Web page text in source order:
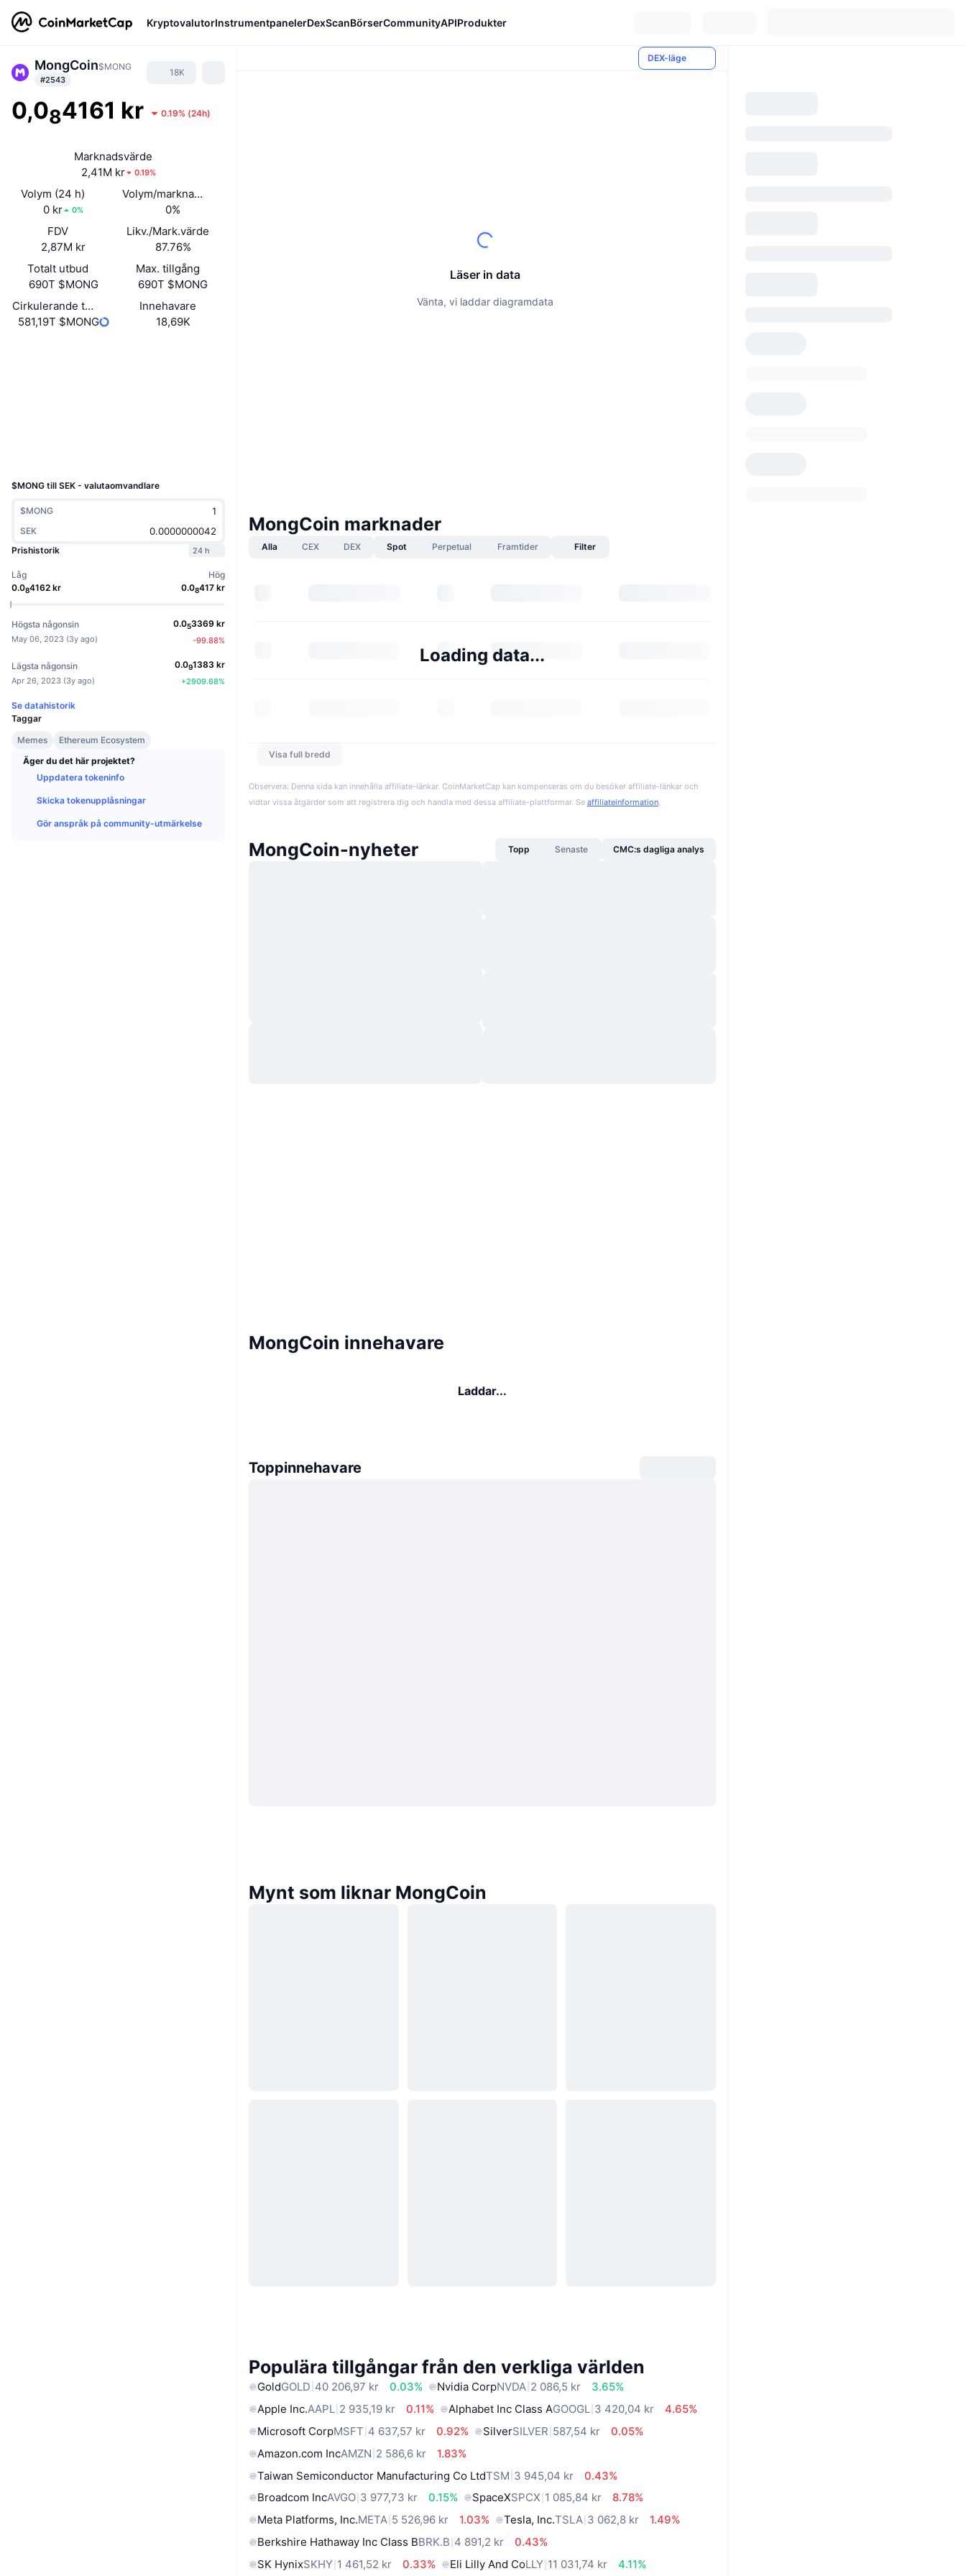
KryptovalutorInstrumentpanelerDexScanBörserCommunityAPIProdukter
MongCoin$MONG
#2543
18K
0,084161 kr 0.19% (24h)
Marknadsvärde
2,41M kr
0.19%
Volym (24 h)
0 kr
0%
Volym/marknadsvärde (24h)
0%
FDV
2,87M kr
Likv./Mark.värde
87.76%
Totalt utbud
690T $MONG
Max. tillgång
690T $MONG
Cirkulerande tillgångar
581,19T $MONG
Innehavare
18,69K
$MONG till SEK - valutaomvandlare
$MONG
SEK
Prishistorik
24 h
Låg
0.084162 kr
Hög
0.08417 kr
Högsta någonsin
May 06, 2023 (3y ago)
0.053369 kr
-99.88%
Lägsta någonsin
Apr 26, 2023 (3y ago)
0.091383 kr
+2909.68%
Se datahistorik
Taggar
Memes
Ethereum Ecosystem
Äger du det här projektet?
Uppdatera tokeninfo
Skicka tokenupplåsningar
Gör anspråk på community-utmärkelse
DEX-läge
Läser in data
Vänta, vi laddar diagramdata
MongCoin marknader
Alla CEX DEX Spot Perpetual Framtider Filter
Loading data...
Visa full bredd
Observera: Denna sida kan innehålla affiliate-länkar. CoinMarketCap kan kompenseras om du besöker affiliate-länkar och
vidtar vissa åtgärder som att registrera dig och handla med dessa affiliate-plattformar. Se affiliateinformation.
MongCoin-nyheter Topp Senaste CMC:s dagliga analys
MongCoin innehavare
Laddar...
Toppinnehavare
Mynt som liknar MongCoin
Populära tillgångar från den verkliga världen
GoldGOLD 40 206,97 kr 0.03% Nvidia CorpNVDA 2 086,5 kr
3.65%
Apple Inc.AAPL 2 935,19 kr 0.11% Alphabet Inc Class AGOOGL 3 420,04 kr
4.65%
Microsoft CorpMSFT 4 637,57 kr 0.92% SilverSILVER 587,54 kr
0.05%
Amazon.com IncAMZN 2 586,6 kr
1.83%
Taiwan Semiconductor Manufacturing Co LtdTSM 3 945,04 kr
0.43%
Broadcom IncAVGO 3 977,73 kr 0.15% SpaceXSPCX 1 085,84 kr
8.78%
Meta Platforms, Inc.META 5 526,96 kr 1.03% Tesla, Inc.TSLA 3 062,8 kr
1.49%
Berkshire Hathaway Inc Class BBRK.B 4 891,2 kr
0.43%
SK HynixSKHY 1 461,52 kr 0.33% Eli Lilly And CoLLY 11 031,74 kr 4.11%